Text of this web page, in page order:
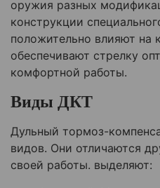
оружия разных
конструкции
положительно влияют на
обеспечивают стрелку
комфортной работы.
Виды ДКТ
Дульный тормоз-
видов. Они отличаются
своей работы. выделяют: